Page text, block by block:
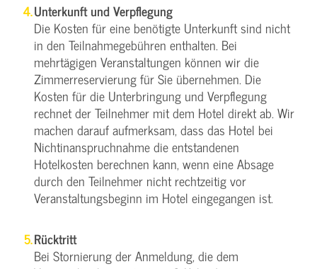
Unterkunft und Verpflegung
Die Kosten für eine benötigte Unterkunft sind nicht
in den Teilnahmegebühren enthalten. Bei
mehrtägigen Veranstaltungen können wir die
Zimmerreservierung für Sie übernehmen. Die
Kosten für die Unterbringung und Verpflegung
rechnet der Teilnehmer mit dem Hotel direkt ab. Wir
machen darauf aufmerksam, dass das Hotel bei
Nichtinanspruchnahme die entstandenen
Hotelkosten berechnen kann, wenn eine Absage
durch den Teilnehmer nicht rechtzeitig vor
Veranstaltungsbeginn im Hotel eingegangen ist.
Rücktritt
Bei Stornierung der Anmeldung, die dem